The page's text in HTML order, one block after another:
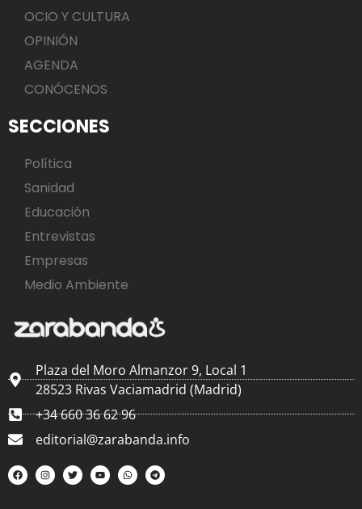
OCIO Y CULTURA
OPINIÓN
AGENDA
CONÓCENOS
SECCIONES
Política
Sanidad
Educación
Entrevistas
Empresas
Medio Ambiente
Plaza del Moro Almanzor 9, Local 1
28523 Rivas Vaciamadrid (Madrid)
+34 660 36 62 96
editorial@zarabanda.info